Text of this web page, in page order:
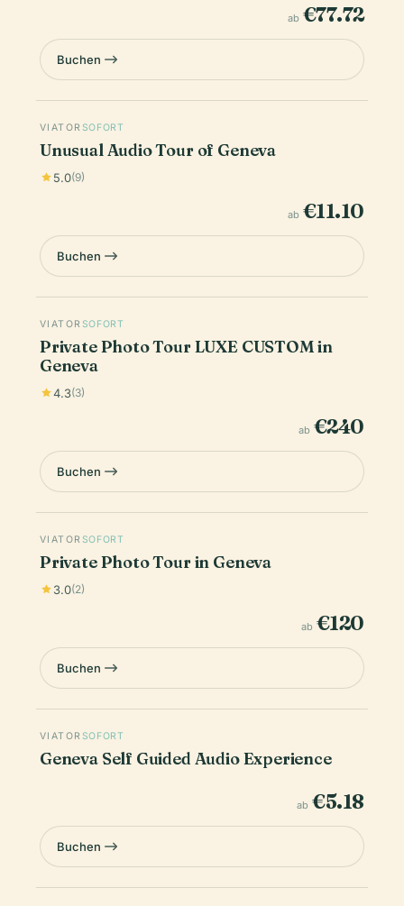
ab €77.72
Buchen
VIATOR SOFORT
Unusual Audio Tour of Geneva
5.0(9)
ab €11.10
Buchen
VIATOR SOFORT
Private Photo Tour LUXE CUSTOM in
Geneva
4.3(3)
ab €240
Buchen
VIATOR SOFORT
Private Photo Tour in Geneva
3.0(2)
ab €120
Buchen
VIATOR SOFORT
Geneva Self Guided Audio Experience
ab €5.18
Buchen